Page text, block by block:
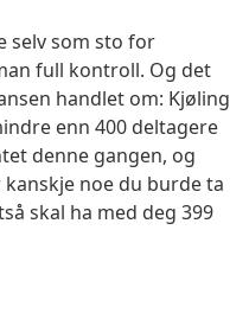
selv som sto for
full kontroll. Og det
handlet om: Kjøling
enn 400 deltagere
denne gangen, og
noe du burde ta
skal ha med deg 399